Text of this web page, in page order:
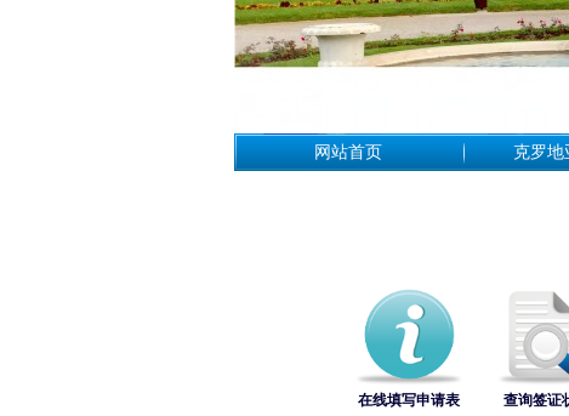
网站首页 克罗地
在线填写申请表 查询签证